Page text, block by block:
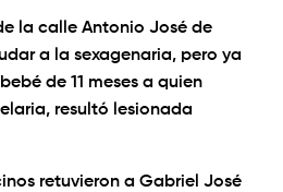
la calle Antonio José de
a la sexagenaria, pero ya
de 11 meses a quien
resultó lesionada
retuvieron a Gabriel José